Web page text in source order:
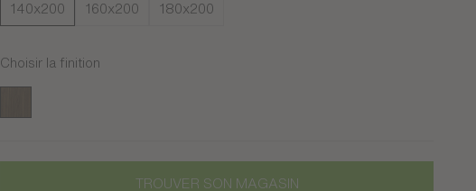
140x200 160x200 180x200
Choisir la finition
TROUVER SON MAGASIN